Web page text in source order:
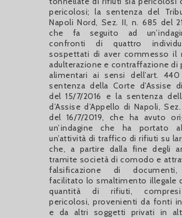
pericolosi; la sentenza del
Napoli Nord, Sez. II, n. 685 del
che fa seguito ad
confronti di quattro
sospettati di aver commesso il
adulterazione e contraffazione di
alimentari ai sensi dell’art.
sentenza della Corte d’Assise
del 15/7/2016 e la sentenza
d’Assise d’Appello di Napoli,
del 16/7/2019, che ha avuto
un’indagine che ha portato
un’attività di traffico di rifiuti su
che, a partire dalla fine degli
tramite società di comodo e
falsificazione di
facilitato lo smaltimento illegale
quantità di rifiuti,
pericolosi, provenienti da fonti
e da altri soggetti privati in